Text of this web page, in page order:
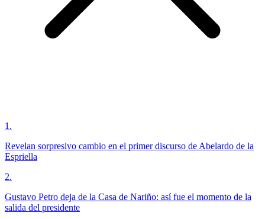
1 .
Revelan sorpresivo cambio en el primer discurso de Abelardo de la
Espriella
2.
Gustavo Petro deja de la Casa de Nariño: así fue el momento de la
salida del presidente